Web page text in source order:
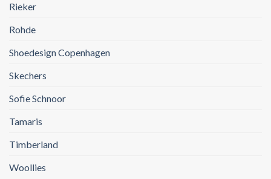
Rieker
Rohde
Shoedesign Copenhagen
Skechers
Sofie Schnoor
Tamaris
Timberland
Woollies